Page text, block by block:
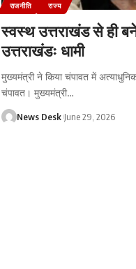
राजनीति राज्य
स्वस्थ उत्तराखंड से ही
उत्तराखंडः धामी
मुख्यमंत्री ने किया चंपावत में
चंपावत। मुख्यमंत्री…
News Desk June 29, 2026